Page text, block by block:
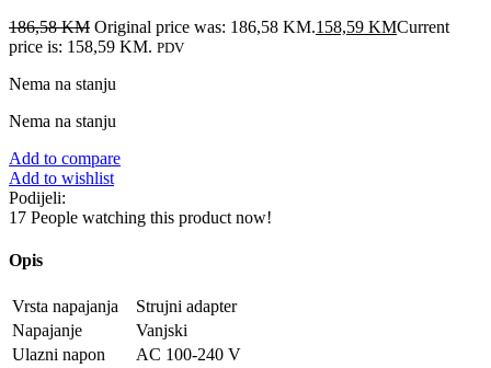
186,58KM Original price was: 186,58 KM.158,59 KMCurrent
price is: 158,59 KM. PDV
Nema na stanju
Nema na stanju
Add to compare
Add to wishlist
Podijeli:
17 People watching this product now!
Opis
Vrsta napajanja
Strujni adapter
Napajanje
Vanjski
Ulazni napon
AC 100-240 V